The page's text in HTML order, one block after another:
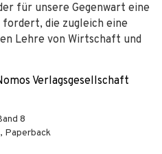
für unsere Gegenwart eine
die zugleich eine
Lehre von Wirtschaft und
Verlagsgesellschaft
8
Paperback